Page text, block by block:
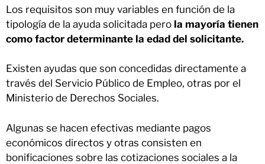
Los requisitos son muy variables en función de la
tipología de la ayuda solicitada pero la mayoría tienen
como factor determinante la edad del solicitante.
Existen ayudas que son concedidas directamente a
través del Servicio Público de Empleo, otras por el
Ministerio de Derechos Sociales.
Algunas se hacen efectivas mediante pagos
económicos directos y otras consisten en
bonificaciones sobre las cotizaciones sociales a la